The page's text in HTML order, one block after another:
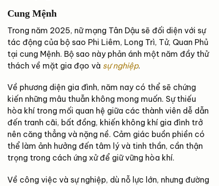
Cung Mệnh
Trong năm 2025, nữ mạng Tân Dậu sẽ đối diện với sự
tác động của bộ sao Phi Liêm, Long Trì, Tử, Quan Phủ
tại cung Mệnh. Bộ sao này phản ánh một năm đầy thử
thách về mặt gia đạo và sự nghiệp.
Về phương diện gia đình, năm nay có thể sẽ chứng
kiến những mâu thuẫn không mong muốn. Sự thiếu
hòa khí trong mối quan hệ giữa các thành viên dễ dẫn
đến tranh cãi, bất đồng, khiến không khí gia đình trở
nên căng thẳng và nặng nề. Cảm giác buồn phiền có
thể làm ảnh hưởng đến tâm lý và tinh thần, cần thận
trọng trong cách ứng xử để giữ vững hòa khí.
Về công việc và sự nghiệp, dù nỗ lực lớn, nhưng đường